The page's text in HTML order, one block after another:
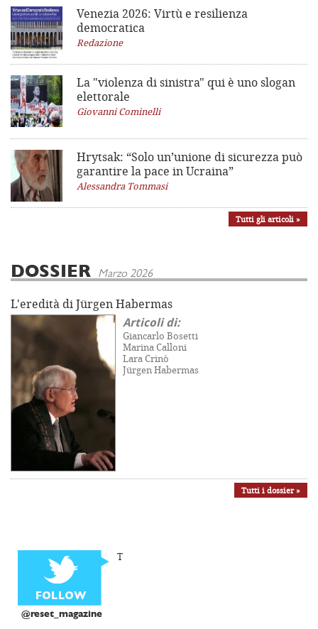
Venezia 2026: Virtù e resilienza
democratica
Redazione
La "violenza di sinistra" qui è uno slogan
elettorale
Giovanni Cominelli
Hrytsak: “Solo un’unione di sicurezza può
garantire la pace in Ucraina”
Alessandra Tommasi
Tutti gli articoli »
DOSSIER Marzo 2026
L'eredità di Jürgen Habermas
Articoli di:
Giancarlo Bosetti
Marina Calloni
Lara Crinò
Jürgen Habermas
Tutti i dossier »
@reset_magazine
T